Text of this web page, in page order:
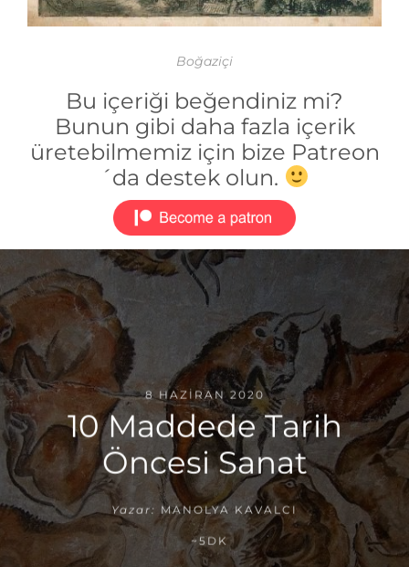
Boğaziçi
Bu içeriği beğendiniz mi?
Bunun gibi daha fazla içerik
üretebilmemiz için bize Patreon
´da destek olun.
8 HAZIRAN 2020
10 Maddede Tarih
Öncesi Sanat
Yazar: MANOLYA KAVALCI
~5DK